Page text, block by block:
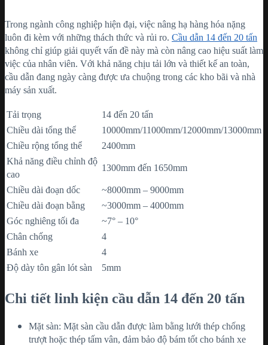
Trong ngành công nghiệp hiện đại, việc nâng hạ hàng hóa nặng
luôn đi kèm với những thách thức và rủi ro. Cầu dẫn 14 đến 20 tấn
không chỉ giúp giải quyết vấn đề này mà còn nâng cao hiệu suất làm
việc của nhân viên. Với khả năng chịu tải lớn và thiết kế an toàn,
cầu dẫn đang ngày càng được ưa chuộng trong các kho bãi và nhà
máy sản xuất.
Tải trọng
14 đến 20 tấn
Chiều dài tổng thể
10000mm/11000mm/12000mm/13000mm
Chiều rộng tổng thể
2400mm
Khả năng điều chỉnh độ
cao
1300mm đến 1650mm
Chiều dài đoạn dốc
~8000mm – 9000mm
Chiều dài đoạn bằng
~3000mm – 4000mm
Góc nghiêng tối đa
~7° – 10°
Chân chống
4
Bánh xe
4
Độ dày tôn gân lót sàn
5mm
Chi tiết linh kiện cầu dẫn 14 đến 20 tấn
Mặt sàn: Mặt sàn cầu dẫn được làm bằng lưới thép chống
trượt hoặc thép tấm vân, đảm bảo độ bám tốt cho bánh xe